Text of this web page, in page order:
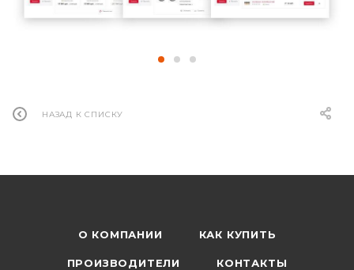
НАЗАД К СПИСКУ
О КОМПАНИИ КАК КУПИТЬ
ПРОИЗВОДИТЕЛИ КОНТАКТЫ